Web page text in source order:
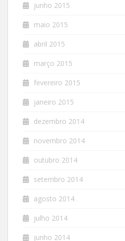
junho 2015
maio 2015
abril 2015
março 2015
fevereiro 2015
janeiro 2015
dezembro 2014
novembro 2014
outubro 2014
setembro 2014
agosto 2014
julho 2014
junho 2014